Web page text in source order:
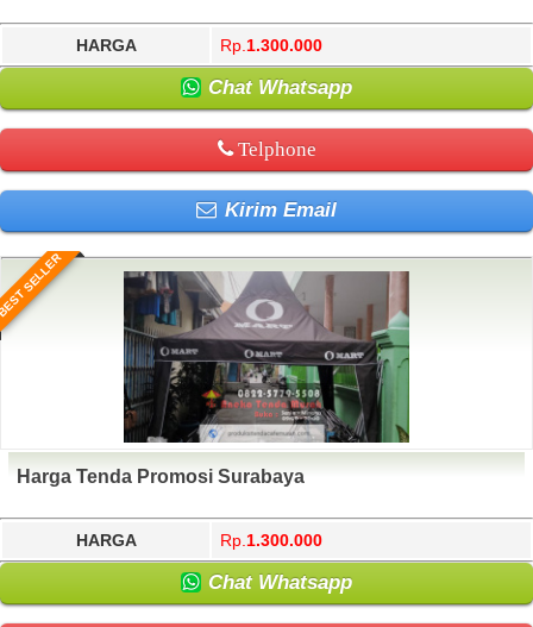
HARGA Rp. 1.300.000
Chat Whatsapp
Telphone
Kirim Email
SELLER
Harga Tenda Promosi Surabaya
HARGA Rp. 1.300.000
Chat Whatsapp